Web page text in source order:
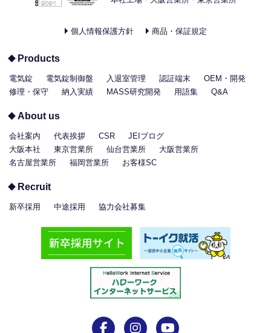
個人情報保護方針 商品・保証規定
Products
電気錠 電気錠制御盤 入退室管理 認証端末
OEM・開発
修理・保守
納入実績 MASS研究開発 用語集 Q&A
About us
会社案内 代表挨拶 CSR
JEIブログ
大阪本社
東京営業所 仙台営業所
大阪営業所
名古屋営業所
福岡営業所 お客様SC
Recruit
新卒採用 中途採用 協力会社募集